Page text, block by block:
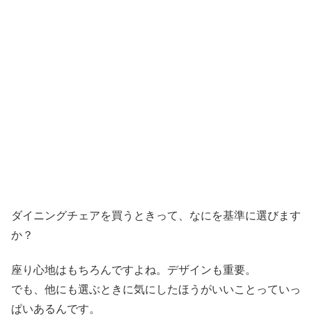
ダイニングチェアを買うときって、なにを基準に選びます
か？
座り心地はもちろんですよね。デザインも重要。
でも、他にも選ぶときに気にしたほうがいいことっていっ
ぱいあるんです。